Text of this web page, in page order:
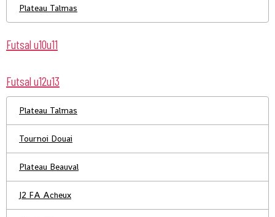
Plateau Talmas
Futsal u10u11
Futsal u12u13
Plateau Talmas
Tournoi Douai
Plateau Beauval
J2 FA Acheux